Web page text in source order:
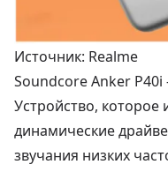
Источник: Realme
Soundcore Anker
Устройство,
динамические
звучания низких